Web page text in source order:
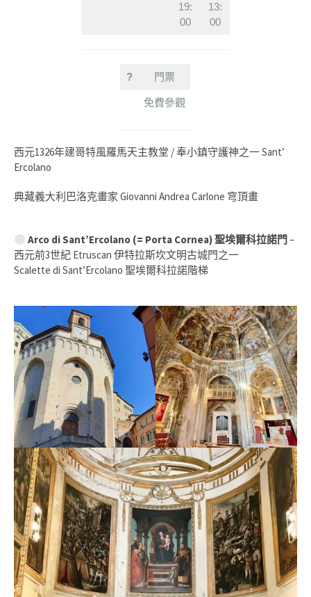
19:
00
13:
00
? 門票
免費參觀
西元1326年建哥特風羅馬天主教堂 / 奉小鎮守護神之一 Sant’
Ercolano
典藏義大利巴洛克畫家 Giovanni Andrea Carlone 穹頂畫
Arco di Sant’Ercolano (= Porta Cornea) 聖埃爾科拉諾門 –
西元前3世紀 Etruscan 伊特拉斯坎文明古城門之一
Scalette di Sant’Ercolano 聖埃爾科拉諾階梯